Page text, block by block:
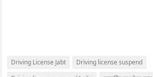
Driving License Jabt
Driving license suspend